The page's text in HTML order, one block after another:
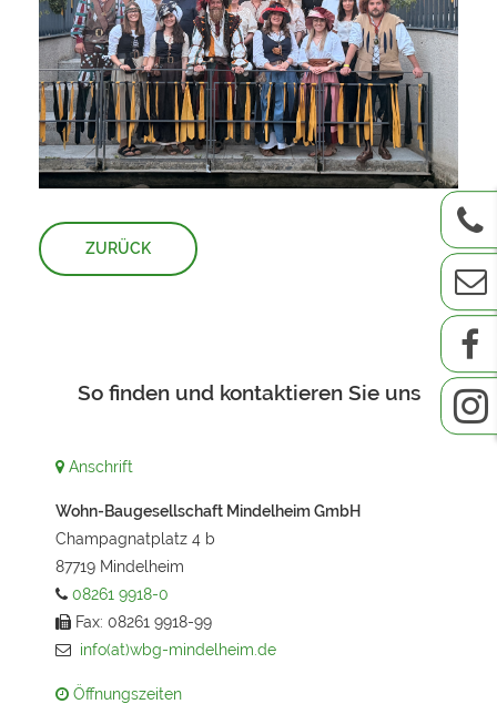
ZURÜCK
So finden und kontaktieren Sie uns
Anschrift
Wohn-Baugesellschaft Mindelheim GmbH
Champagnatplatz 4 b
87719 Mindelheim
08261 9918-0
Fax: 08261 9918-99
info(at)wbg-mindelheim.de
Öffnungszeiten